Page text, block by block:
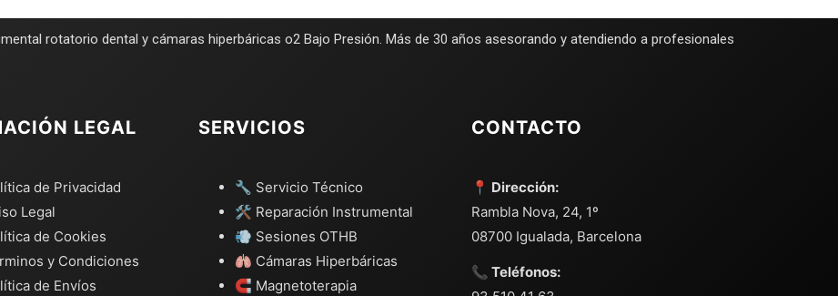
rotatorio dental y cámaras hiperbáricas o2 Bajo Presión. Más de 30 años asesorando y atendiendo a profesionales
LEGAL
de Privacidad
Legal
de Cookies
y Condiciones
de Envíos
SERVICIOS
🔧 Servicio Técnico
🛠️ Reparación Instrumental
💨 Sesiones OTHB
🫁 Cámaras Hiperbáricas
🧲 Magnetoterapia
CONTACTO
📍 Dirección:
Rambla Nova, 24, 1º
08700 Igualada, Barcelona
📞 Teléfonos: